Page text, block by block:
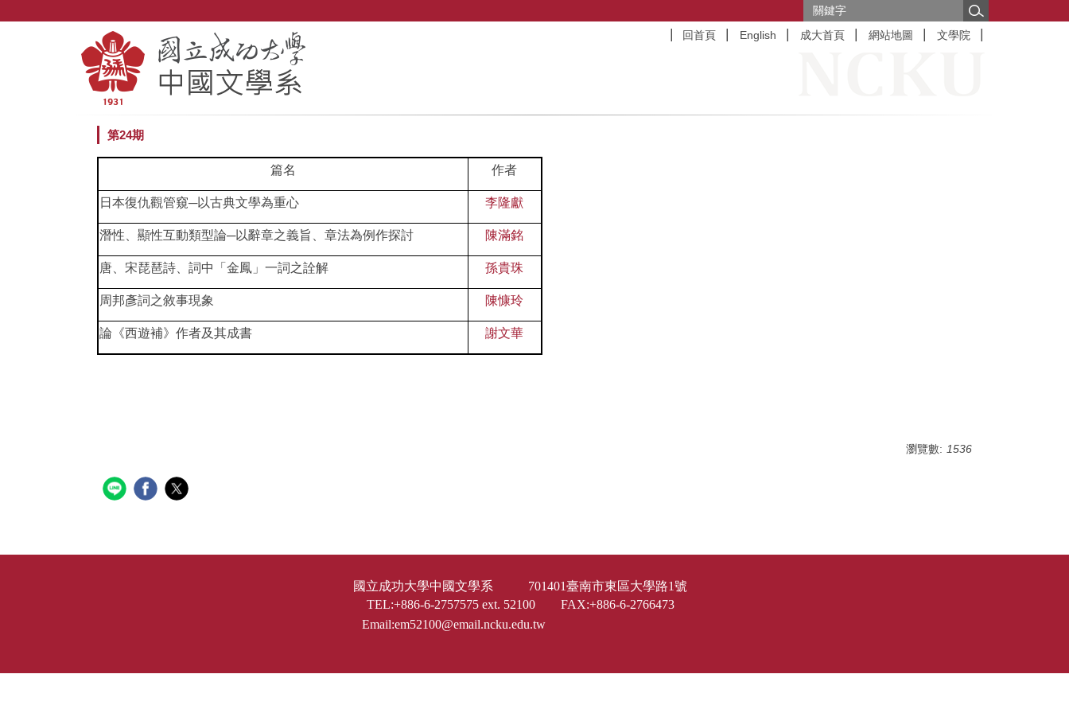
回首頁 English 成大首頁 網站地圖 文學院
第24期
篇名 作者
日本復仇觀管窺─以古典文學為重心 李隆獻
潛性、顯性互動類型論─以辭章之義旨、章法為例作探討 陳滿銘
唐、宋琵琶詩、詞中「金鳳」一詞之詮解 孫貴珠
周邦彥詞之敘事現象 陳慷玲
論《西遊補》作者及其成書 謝文華
瀏覽數: 1536
國立成功大學中國文學系 701401臺南市東區大學路1號
TEL:+886-6-2757575 ext. 52100 FAX:+886-6-2766473
Email:em52100@email.ncku.edu.tw